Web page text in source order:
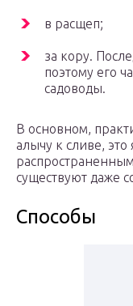
в расщеп;
за кору.
поэтому его
садоводы.
В основном,
алычу к сливе, это
существуют даже
Способы